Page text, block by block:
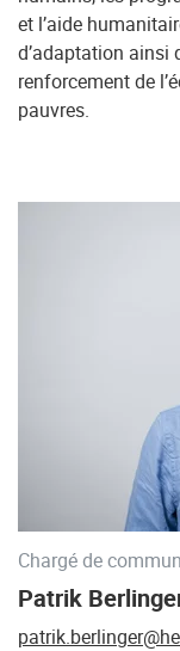
et l’aide
d’adaptation ainsi
renforcement de
pauvres.
Chargé de
Patrik